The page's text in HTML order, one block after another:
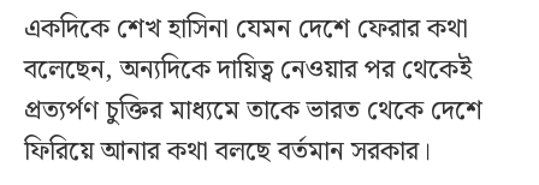
একদিকে শেখ হাসিনা যেমন দেশে ফেরার কথা
বলেছেন, অন্যদিকে দায়িত্ব নেওয়ার পর থেকেই
প্রত্যর্পণ চুক্তির মাধ্যমে তাকে ভারত থেকে দেশে
ফিরিয়ে আনার কথা বলছে বর্তমান সরকার।